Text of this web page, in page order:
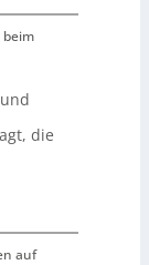
die
auf